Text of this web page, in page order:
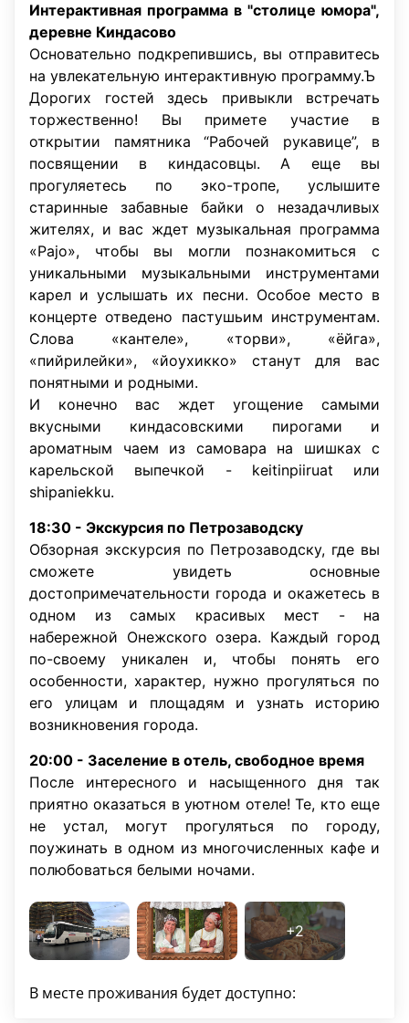
Интерактивная программа в "столице юмора",
деревне Киндасово
Основательно подкрепившись, вы отправитесь
на увлекательную интерактивную программу.Ъ
Дорогих гостей здесь привыкли встречать
торжественно! Вы примете участие в
открытии памятника “Рабочей рукавице”, в
посвящении в киндасовцы. А еще вы
прогуляетесь по эко-тропе, услышите
старинные забавные байки о незадачливых
жителях, и вас ждет музыкальная программа
«Pajo», чтобы вы могли познакомиться с
уникальными музыкальными инструментами
карел и услышать их песни. Особое место в
концерте отведено пастушьим инструментам.
Слова «кантеле», «торви», «ёйга»,
«пийрилейки», «йоухикко» станут для вас
понятными и родными.
И конечно вас ждет угощение самыми
вкусными киндасовскими пирогами и
ароматным чаем из самовара на шишках с
карельской выпечкой - keitinpiiruat или
shipaniekku.
18:30 - Экскурсия по Петрозаводску
Обзорная экскурсия по Петрозаводску, где вы
сможете увидеть основные
достопримечательности города и окажетесь в
одном из самых красивых мест - на
набережной Онежского озера. Каждый город
по-своему уникален и, чтобы понять его
особенности, характер, нужно прогуляться по
его улицам и площадям и узнать историю
возникновения города.
20:00 - Заселение в отель, свободное время
После интересного и насыщенного дня так
приятно оказаться в уютном отеле! Те, кто еще
не устал, могут прогуляться по городу,
поужинать в одном из многочисленных кафе и
полюбоваться белыми ночами.
В месте проживания будет доступно: